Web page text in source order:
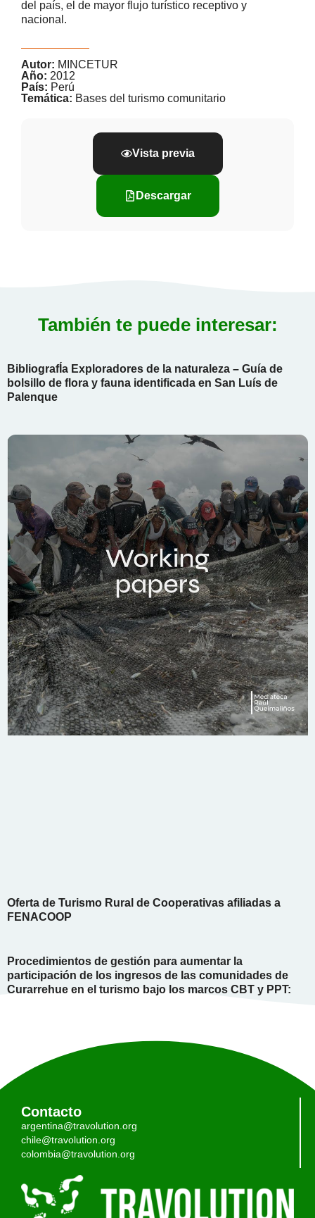
del país, el de mayor flujo turístico receptivo y
nacional.
Autor: MINCETUR
Año: 2012
País: Perú
Temática: Bases del turismo comunitario
Vista previa
Descargar
También te puede interesar:
BibliografÍa Exploradores de la naturaleza – Guía de
bolsillo de flora y fauna identificada en San Luís de
Palenque
Oferta de Turismo Rural de Cooperativas afiliadas a
FENACOOP
Procedimientos de gestión para aumentar la
participación de los ingresos de las comunidades de
Curarrehue en el turismo bajo los marcos CBT y PPT:
Contacto
argentina@travolution.org
chile@travolution.org
colombia@travolution.org